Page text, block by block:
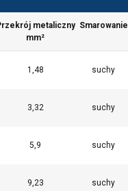
metaliczny
mm²
Smarowanie
1,48 suchy
3,32 suchy
5,9 suchy
9,23 suchy
ruchu. Udostępniamy
reklamowym i
lub które zebrali w